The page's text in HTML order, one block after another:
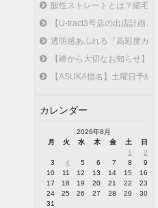
酸性ストレートとは？縮毛
【U-tract3号店の出店計画と
透明感あふれる「高彩度カ
【峰から大切なお知らせ】
【ASUKA指名】土曜日予約
カレンダー
2026年8月
月
火 水 木 金 土 日
1
2
3
4 5 6 7 8
9
10
11 12 13 14 15
16
17
18 19 20 21 22
23
24
25 26 27 28 29
30
31